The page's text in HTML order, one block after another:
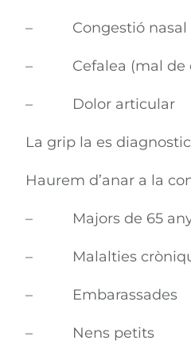
– Congestió nasal
– Cefalea (mal de
– Dolor articular
La grip la es
Haurem d’anar a la
– Majors de 65
– Malalties
– Embarassades
– Nens petits